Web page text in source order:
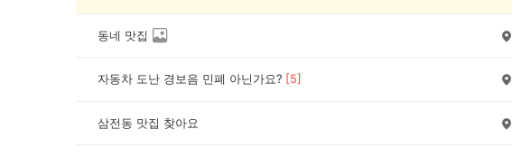
동네 맛집
자동차 도난 경보음 민폐 아닌가요? [5]
삼전동 맛집 찾아요